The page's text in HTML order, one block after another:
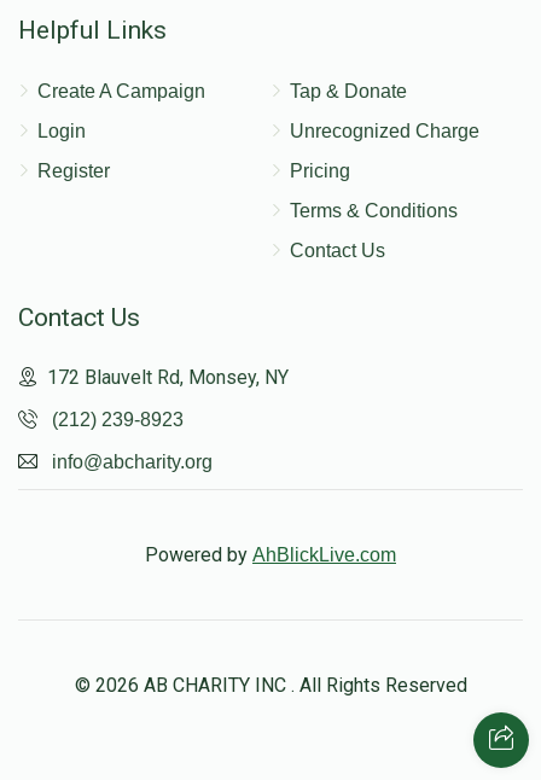
Helpful Links
Create A Campaign
Login
Register
Tap & Donate
Unrecognized Charge
Pricing
Terms & Conditions
Contact Us
Contact Us
172 Blauvelt Rd, Monsey, NY
(212) 239-8923
info@abcharity.org
Powered by AhBlickLive.com
© 2026 AB CHARITY INC . All Rights Reserved